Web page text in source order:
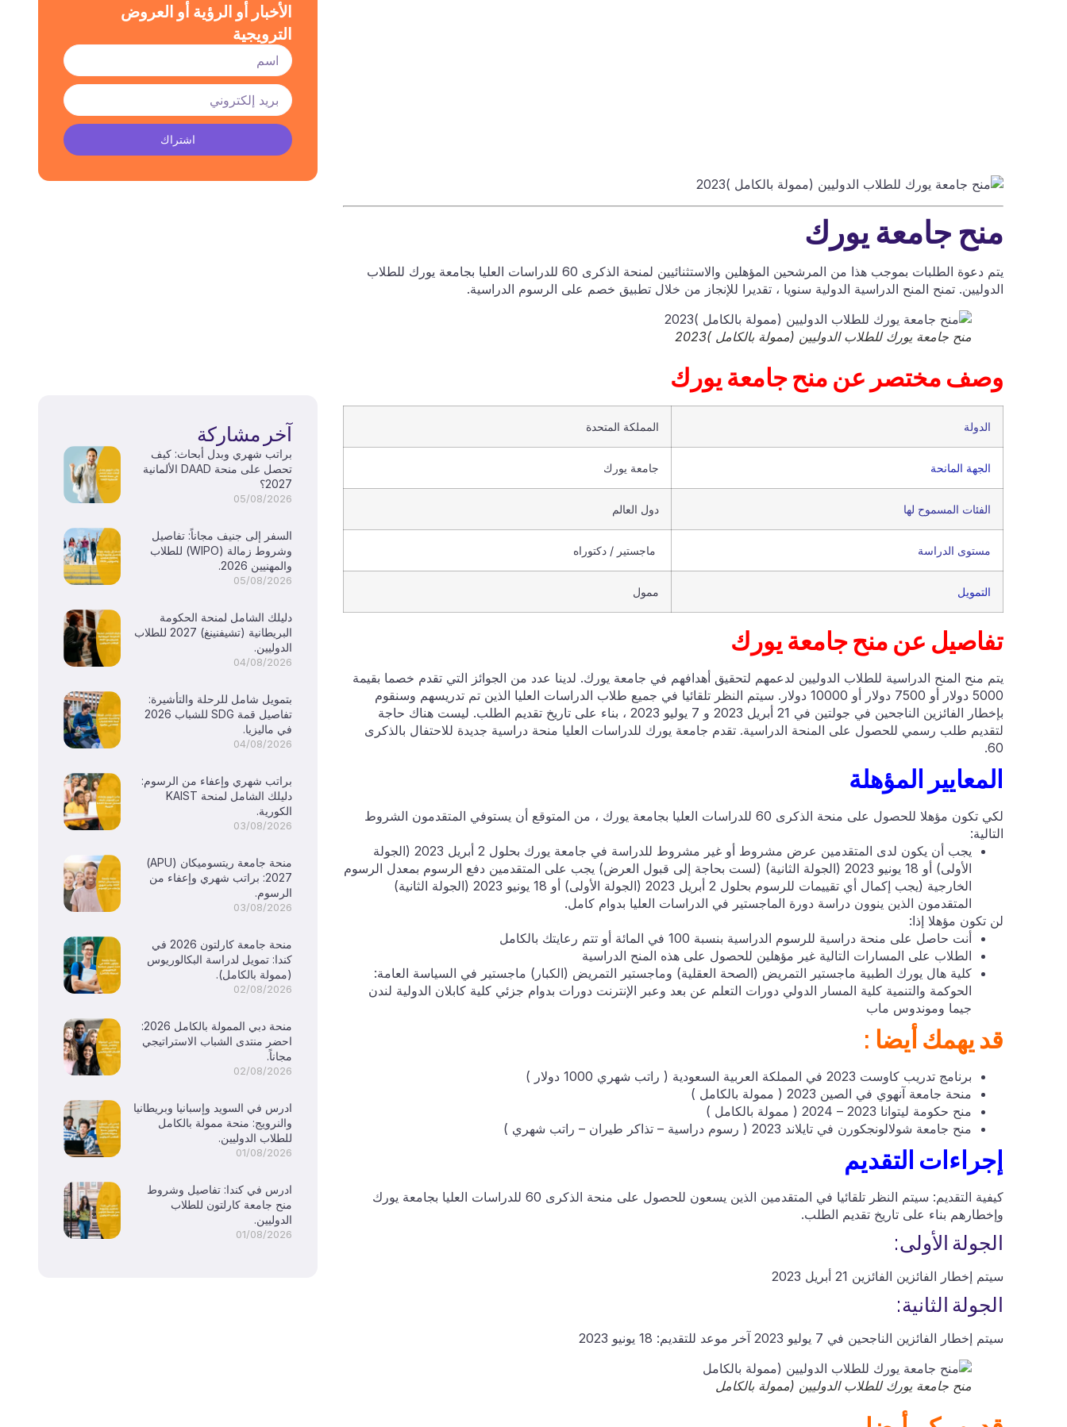
منح جامعة يورك
يتم دعوة الطلبات بموجب هذا من المرشحين المؤهلين والاستثنائيين لمنحة الذكرى 60 للدراسات العليا بجامعة يورك للطلاب
الدوليين. تمنح المنح الدراسية الدولية سنويا ، تقديرا للإنجاز من خلال تطبيق خصم على الرسوم الدراسية.
منح جامعة يورك للطلاب الدوليين (ممولة بالكامل )2023
وصف مختصر عن منح جامعة يورك
الدولة المملكة المتحدة
الجهة المانحة جامعة يورك
الفئات المسموح لها دول العالم
مستوى الدراسة ماجستير / دكتوراه
التمويل ممول
تفاصيل عن منح جامعة يورك
يتم منح المنح الدراسية للطلاب الدوليين لدعمهم لتحقيق أهدافهم في جامعة يورك. لدينا عدد من الجوائز التي تقدم خصما بقيمة
5000 دولار أو 7500 دولار أو 10000 دولار. سيتم النظر تلقائيا في جميع طلاب الدراسات العليا الذين تم تدريسهم وسنقوم
بإخطار الفائزين الناجحين في جولتين في 21 أبريل 2023 و 7 يوليو 2023 ، بناء على تاريخ تقديم الطلب. ليست هناك حاجة
لتقديم طلب رسمي للحصول على المنحة الدراسية. تقدم جامعة يورك للدراسات العليا منحة دراسية جديدة للاحتفال بالذكرى
60.
المعايير المؤهلة
لكي تكون مؤهلا للحصول على منحة الذكرى 60 للدراسات العليا بجامعة يورك ، من المتوقع أن يستوفي المتقدمون الشروط
التالية:
يجب أن يكون لدى المتقدمين عرض مشروط أو غير مشروط للدراسة في جامعة يورك بحلول 2 أبريل 2023 (الجولة
الأولى) أو 18 يونيو 2023 (الجولة الثانية) (لست بحاجة إلى قبول العرض) يجب على المتقدمين دفع الرسوم بمعدل الرسوم
الخارجية (يجب إكمال أي تقييمات للرسوم بحلول 2 أبريل 2023 (الجولة الأولى) أو 18 يونيو 2023 (الجولة الثانية)
المتقدمون الذين ينوون دراسة دورة الماجستير في الدراسات العليا بدوام كامل.
لن تكون مؤهلا إذا:
أنت حاصل على منحة دراسية للرسوم الدراسية بنسبة 100 في المائة أو تتم رعايتك بالكامل
الطلاب على المسارات التالية غير مؤهلين للحصول على هذه المنح الدراسية
كلية هال يورك الطبية ماجستير التمريض (الصحة العقلية) وماجستير التمريض (الكبار) ماجستير في السياسة العامة:
الحوكمة والتنمية كلية المسار الدولي دورات التعلم عن بعد وعبر الإنترنت دورات بدوام جزئي كلية كابلان الدولية لندن
جيما وموندوس ماب
قد يهمك أيضا :
برنامج تدريب كاوست 2023 في المملكة العربية السعودية ( راتب شهري 1000 دولار )
منحة جامعة آنهوي في الصين 2023 ( ممولة بالكامل )
منح حكومة ليتوانا 2023 – 2024 ( ممولة بالكامل )
منح جامعة شولالونجكورن في تايلاند 2023 ( رسوم دراسية – تذاكر طيران – راتب شهري )
إجراءات التقديم
كيفية التقديم: سيتم النظر تلقائيا في المتقدمين الذين يسعون للحصول على منحة الذكرى 60 للدراسات العليا بجامعة يورك
وإخطارهم بناء على تاريخ تقديم الطلب.
الجولة الأولى:
سيتم إخطار الفائزين الفائزين 21 أبريل 2023
الجولة الثانية:
سيتم إخطار الفائزين الناجحين في 7 يوليو 2023 آخر موعد للتقديم: 18 يونيو 2023
منح جامعة يورك للطلاب الدوليين (ممولة بالكامل
الأخبار أو الرؤية أو العروض
الترويجية
اشتراك
آخر مشاركة
براتب شهري وبدل أبحاث: كيف
تحصل على منحة DAAD الألمانية
2027؟
05/08/2026
السفر إلى جنيف مجاناً: تفاصيل
وشروط زمالة (WIPO) للطلاب
والمهنيين 2026.
05/08/2026
دليلك الشامل لمنحة الحكومة
البريطانية (تشيفنينغ) 2027 للطلاب
الدوليين.
04/08/2026
بتمويل شامل للرحلة والتأشيرة:
تفاصيل قمة SDG للشباب 2026
في ماليزيا.
04/08/2026
براتب شهري وإعفاء من الرسوم:
دليلك الشامل لمنحة KAIST
الكورية.
03/08/2026
منحة جامعة ريتسوميكان (APU)
2027: براتب شهري وإعفاء من
الرسوم.
03/08/2026
منحة جامعة كارلتون 2026 في
كندا: تمويل لدراسة البكالوريوس
(ممولة بالكامل).
02/08/2026
منحة دبي الممولة بالكامل 2026:
احضر منتدى الشباب الاستراتيجي
مجاناً.
02/08/2026
ادرس في السويد وإسبانيا وبريطانيا
والنرويج: منحة ممولة بالكامل
للطلاب الدوليين.
01/08/2026
ادرس في كندا: تفاصيل وشروط
منح جامعة كارلتون للطلاب
الدوليين.
01/08/2026